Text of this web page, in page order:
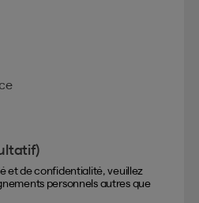
et de confidentialité, veuillez
personnels autres que